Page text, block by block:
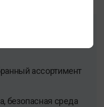
ассортимент
безопасная среда